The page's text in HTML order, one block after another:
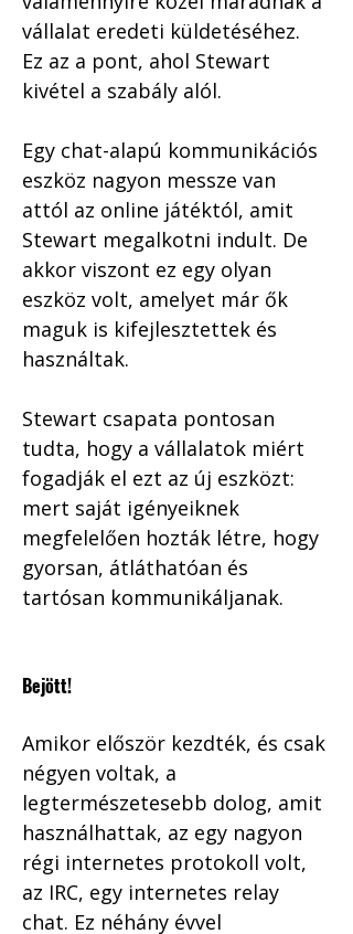
vállalat eredeti küldetéséhez.
Ez az a pont, ahol Stewart
kivétel a szabály alól.
Egy chat-alapú kommunikációs
eszköz nagyon messze van
attól az online játéktól, amit
Stewart megalkotni indult. De
akkor viszont ez egy olyan
eszköz volt, amelyet már ők
maguk is kifejlesztettek és
használtak.
Stewart csapata pontosan
tudta, hogy a vállalatok miért
fogadják el ezt az új eszközt:
mert saját igényeiknek
megfelelően hozták létre, hogy
gyorsan, átláthatóan és
tartósan kommunikáljanak.
Bejött!
Amikor először kezdték, és csak
négyen voltak, a
legtermészetesebb dolog, amit
használhattak, az egy nagyon
régi internetes protokoll volt,
az IRC, egy internetes relay
chat. Ez néhány évvel